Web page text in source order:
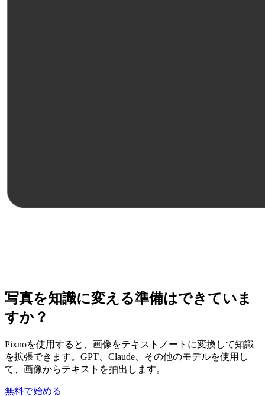
写真を知識に変える準備はできていま
すか？
Pixnoを使用すると、画像をテキストノートに変換して知識
を拡張できます。GPT、Claude、その他のモデルを使用し
て、画像からテキストを抽出します。
無料で始める